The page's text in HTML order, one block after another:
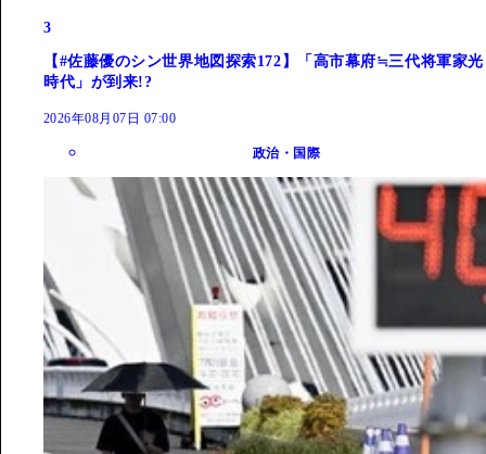
3
【#佐藤優のシン世界地図探索172】「高市幕府≒三代将軍家光
時代」が到来!?
2026年08月07日 07:00
政治・国際